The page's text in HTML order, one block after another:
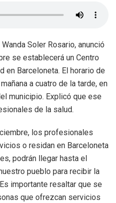
Soler Rosario, anunció
se establecerá un Centro
en Barceloneta. El horario de
a cuatro de la tarde, en
municipio. Explicó que ese
de la salud.
los profesionales
o residan en Barceloneta
podrán llegar hasta el
pueblo para recibir la
importante resaltar que se
que ofrezcan servicios